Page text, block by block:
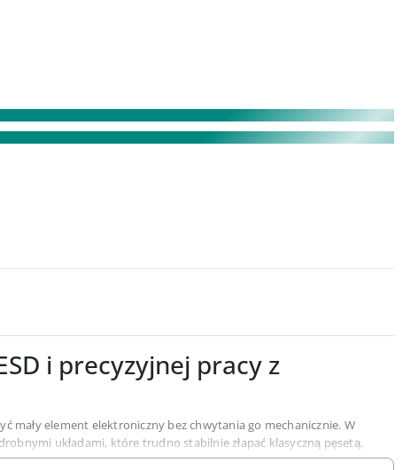
i precyzyjnej pracy z
mały element elektroniczny bez chwytania go mechanicznie. W
układami, które trudno stabilnie złapać klasyczną pęsetą.